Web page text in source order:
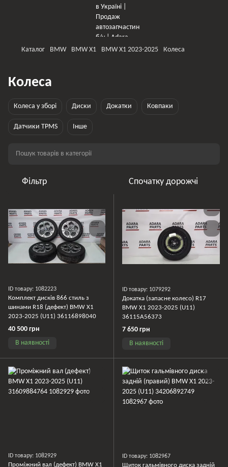
Каталог BMW BMW X1 BMW X1 2023-2025 Колеса
Колеса
Колеса у зборі Диски Докатки Ковпаки
Датчики TPMS Інше
Фільтр Спочатку дорожчі
ID товару: 1082223
Комплект дисків 866 стиль з
шинами R18 (дефект) BMW X1
2023-2025 (U11) 36116898040
40 500 грн
В наявності
ID товару: 1079292
Докатка (запасне колесо) R17
BMW X1 2023-2025 (U11)
36115A56373
7 650 грн
В наявності
ID товару: 1082929
Проміжний вал (дефект) BMW X1
ID товару: 1082967
Щиток гальмівного диска задній